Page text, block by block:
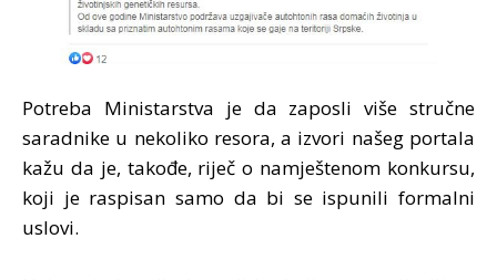
Potreba Ministarstva je da zaposli više stručne
saradnike u nekoliko resora, a izvori našeg portala
kažu da je, takođe, riječ o namještenom konkursu,
koji je raspisan samo da bi se ispunili formalni
uslovi.